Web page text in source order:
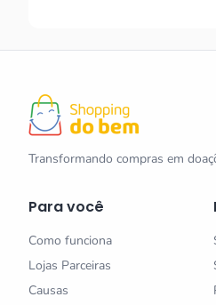
Transformando compras em
Para você
Como funciona
Lojas Parceiras
Causas